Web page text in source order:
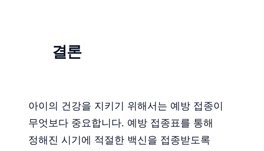
결론
아이의 건강을 지키기 위해서는 예방 접종이
무엇보다 중요합니다. 예방 접종표를 통해
정해진 시기에 적절한 백신을 접종받도록